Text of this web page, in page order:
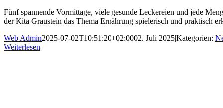
Fünf spannende Vormittage, viele gesunde Leckereien und jede
der Kita Graustein das Thema Ernährung spielerisch und praktisch
Web Admin2025-07-02T10:51:20+02:0002. Juli 2025|Kategorien:
Weiterlesen